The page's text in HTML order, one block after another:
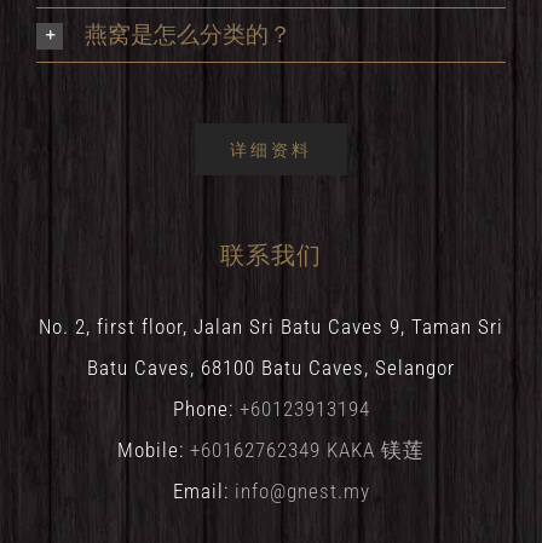
燕窝是怎么分类的？
详细资料
联系我们
No. 2, first floor, Jalan Sri Batu Caves 9, Taman Sri
Batu Caves, 68100 Batu Caves, Selangor
Phone: +60123913194
Mobile: +60162762349 KAKA 镁莲
Email: info@gnest.my